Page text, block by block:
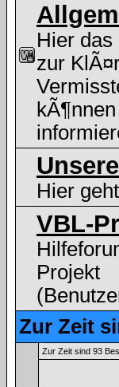
Hier
zur
Hier
VBL-
Projekt
Zur Zeit
Zur Zeit sind 93